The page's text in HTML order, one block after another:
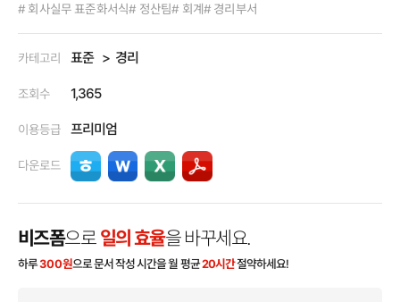
# 회사실무 표준화서식# 정산팀# 회계 # 경리부서
카테고리 표준 경리
조회수 1,365
이용등급 프리미엄
다운로드
비즈폼으로 일의 효율을 바꾸세요.
하루300원으로 문서 작성 시간을 월 평균20시간절약하세요!